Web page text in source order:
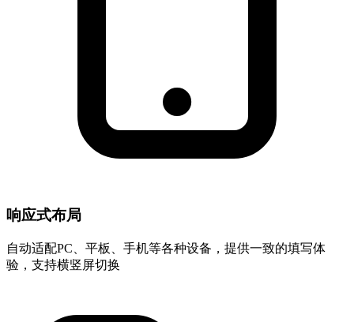
响应式布局
自动适配PC、平板、手机等各种设备，提供一致的填写体
验，支持横竖屏切换